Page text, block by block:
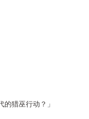
的猎巫行动？」